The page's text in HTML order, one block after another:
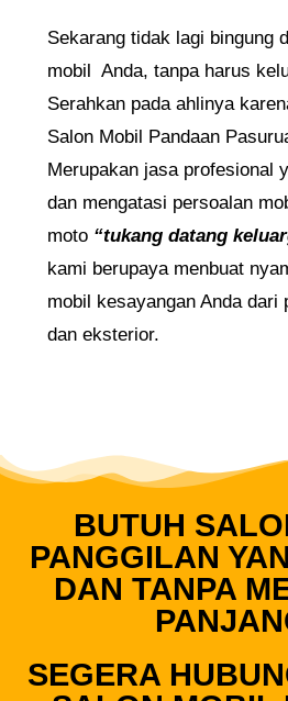
Sekarang tidak lagi bingung
mobil Anda, tanpa harus
Serahkan pada ahlinya
Salon Mobil Pandaan
Merupakan jasa profesional
dan mengatasi persoalan
moto “tukang datang
kami berupaya menbuat
mobil kesayangan Anda dari
dan eksterior.
BUTUH
PANGGILAN
DAN TANPA
SEGERA